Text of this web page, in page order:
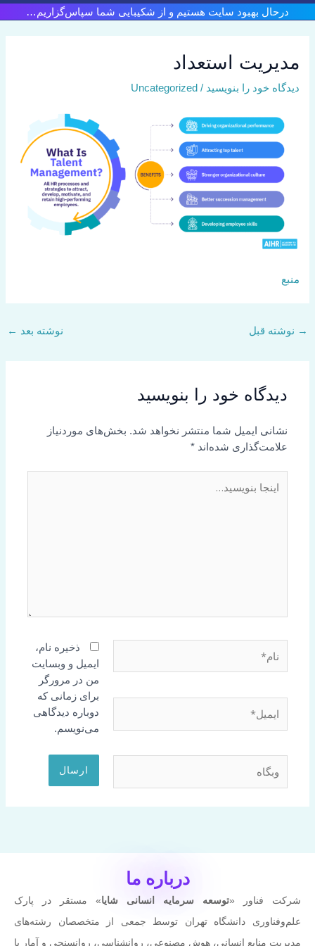
پرش
به
درحال بهبود سایت هستیم و از شکیبایی شما سپاس‌گزاریم…
مدیریت استعداد
دیدگاه‌ خود را بنویسید /
Uncategorized
منبع
→ نوشته قبل نوشته بعد ←
دیدگاه‌ خود را بنویسید
نشانی ایمیل شما منتشر نخواهد شد. بخش‌های موردنیاز
علامت‌گذاری شده‌اند*
بنویسید…
ذخیره نام،
ایمیل و وبسایت
من در مرورگر
برای زمانی که
دوباره دیدگاهی
می‌نویسم.
درباره ما
شرکت فناور «توسعه سرمایه انسانی شایا» مستقر در پارک
علم‌وفناوری دانشگاه تهران توسط جمعی از متخصصان رشته‌های
مدیریت منابع انسانی، هوش مصنوعی، روانشناسی، روانسنجی و آمار با